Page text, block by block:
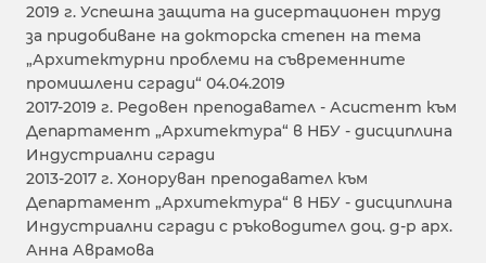
2019 г. Успешна защита на дисертационен труд
за придобиване на докторска степен на тема
„Архитектурни проблеми на съвременните
промишлени сгради“ 04.04.2019
2017-2019 г. Редовен преподавател - Асистент към
Департамент „Архитектура“ в НБУ - дисциплина
Индустриални сгради
2013-2017 г. Хоноруван преподавател към
Департамент „Архитектура“ в НБУ - дисциплина
Индустриални сгради с ръководител доц. д-р арх.
Анна Аврамова